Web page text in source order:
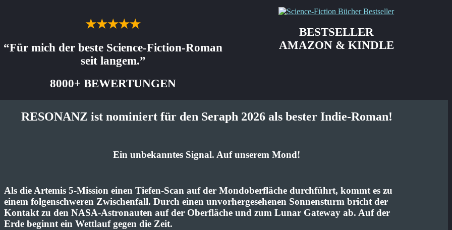
★★★★★
“Für mich der beste Science-Fiction-Roman
seit langem.”
8000+ BEWERTUNGEN
BESTSELLER
AMAZON & KINDLE
RESONANZ ist nominiert für den Seraph 2026 als bester Indie-Roman!
Ein unbekanntes Signal. Auf unserem Mond!
Als die Artemis 5-Mission einen Tiefen-Scan auf der Mondoberfläche durchführt, kommt es zu
einem folgenschweren Zwischenfall. Durch einen unvorhergesehenen Sonnensturm bricht der
Kontakt zu den NASA-Astronauten auf der Oberfläche und zum Lunar Gateway ab. Auf der
Erde beginnt ein Wettlauf gegen die Zeit.